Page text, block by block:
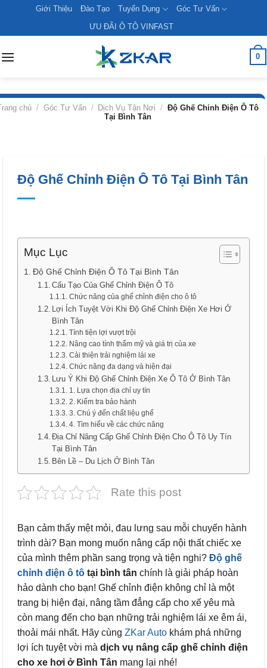
content
Giới Thiệu Đào Tạo Tuyển Dụng
Góc Tư Vấn
ƯU ĐÃI Ô TÔ VINFAST
0
chủ / Góc Tư Vấn / Dịch Vụ Tận Nơi / Độ Ghế Chỉnh Điện Ô Tô
Tại Bình Tân
Độ Ghế Chỉnh Điện Ô Tô Tại Bình Tân
Mục Lục
Độ Ghế Chỉnh Điện Ô Tô Tại Bình Tân
Cấu Tạo Của Ghế Chỉnh Điện Ô Tô
Chức năng của ghế chỉnh điện cho ô tô
Lợi Ích Tuyệt Vời Khi Độ Ghế Chỉnh Điện Xe Hơi Ở
Bình Tân
Tính tiện lợi vượt trội
Nâng cao tính thẩm mỹ và giá trị của xe
Cải thiện trải nghiệm lái xe
Chức năng đa dạng và hiện đại
Lưu Ý Khi Độ Ghế Chỉnh Điện Xe Ô Tô Ở Bình Tân
1. Lựa chọn địa chỉ uy tín
2. Kiểm tra bảo hành
3. Chú ý đến chất liệu ghế
4. Tìm hiểu về các chức năng
Địa Chỉ Nâng Cấp Ghế Chỉnh Điện Cho Ô Tô Uy Tín
Tại Bình Tân
Bên Lề – Du Lịch Ở Bình Tân
Rate this post
Bạn cảm thấy mệt mỏi, đau lưng sau mỗi chuyến hành
trình dài? Bạn mong muốn nâng cấp nội thất chiếc xe
của mình thêm phần sang trọng và tiện nghi? Độ ghế
chỉnh điện ô tô tại bình tân chính là giải pháp hoàn
hảo dành cho bạn! Ghế chỉnh điện không chỉ là một
trang bị hiện đại, nâng tầm đẳng cấp cho xế yêu mà
còn mang đến cho bạn những trải nghiệm lái xe êm ái,
thoải mái nhất. Hãy cùng ZKar Auto khám phá những
lợi ích tuyệt vời mà dịch vụ nâng cấp ghế chỉnh điện
cho xe hơi ở Bình Tân mang lại nhé!